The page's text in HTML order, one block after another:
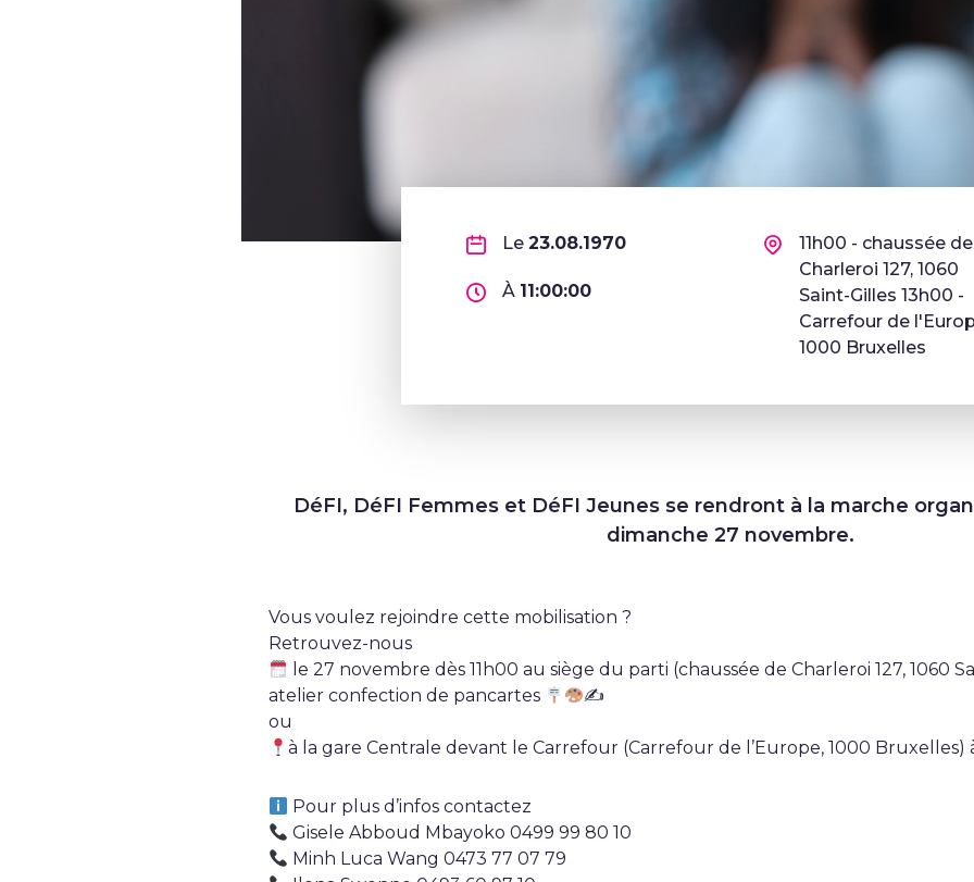
Le 23.08.1970
À 11:00:00
11h00 - chaussée de
Charleroi 127, 1060
Saint-Gilles 13h00 -
Carrefour de
1000 Bruxelles
DéFI, DéFI Femmes et DéFI Jeunes se rendront à la marche
dimanche 27 novembre.
Vous voulez rejoindre cette mobilisation ?
Retrouvez-nous
le 27 novembre dès 11h00 au siège du parti (chaussée de Charleroi 127, 1060
atelier confection de pancartes
✍
ou
à la gare Centrale devant le Carrefour (Carrefour de l’Europe, 1000 Bruxelles)
Pour plus d’infos contactez
Gisele Abboud Mbayoko 0499 99 80 10
Minh Luca Wang 0473 77 07 79